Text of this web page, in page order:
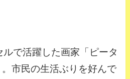
で活躍した画家「ピータ
市民の生活ぶりを好んで